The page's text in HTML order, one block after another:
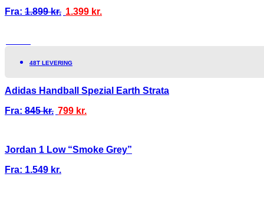
Fra: 1.899kr. 1.399 kr.
48T LEVERING
Adidas Handball Spezial Earth Strata
Fra: 845kr. 799 kr.
Jordan 1 Low “Smoke Grey”
Fra: 1.549 kr.